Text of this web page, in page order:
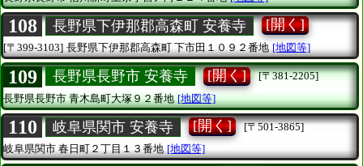
108 長野県下伊那郡高森町 安養寺 [開く]
[〒399-3103] 長野県下伊那郡高森町下市田１０９２番地 [地図等]
109 長野県長野市 安養寺 [開く]
[〒381-2205]
長野県長野市青木島町大塚９２番地 [地図等]
110 岐阜県関市 安養寺 [開く]
[〒501-3865]
岐阜県関市春日町２丁目１３番地 [地図等]